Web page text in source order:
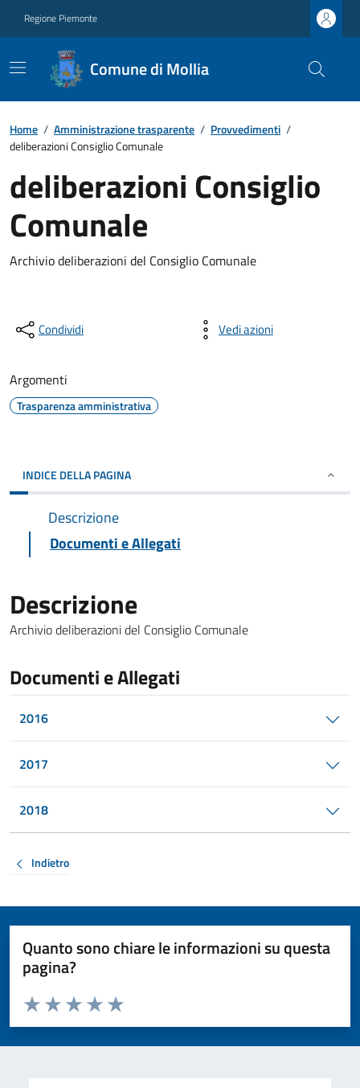
Regione Piemonte
Comune di Mollia
Home / Amministrazione trasparente / Provvedimenti /
deliberazioni Consiglio Comunale
deliberazioni Consiglio
Comunale
Archivio deliberazioni del Consiglio Comunale
Condividi Vedi azioni
Argomenti
Trasparenza amministrativa
INDICE DELLA PAGINA
Descrizione
Documenti e Allegati
Descrizione
Archivio deliberazioni del Consiglio Comunale
Documenti e Allegati
2016
2017
2018
Indietro
Quanto sono chiare le informazioni su questa
pagina?
Valuta da 1 a 5 stelle la pagina
Valuta 5 stelle su 5
Valuta 4 stelle su 5
Valuta 3 stelle su 5
Valuta 2 stelle su 5
Valuta 1 stelle su 5